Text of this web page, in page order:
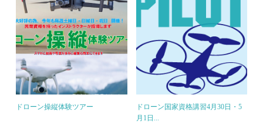
ドローン操縦体験ツアー
ドローン国家資格講習4月30日・5
月1日...